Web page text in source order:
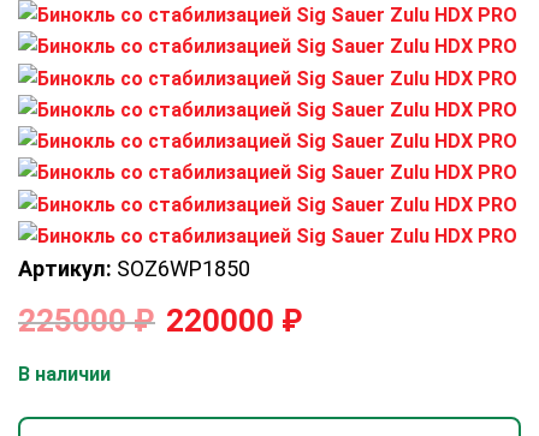
Артикул: SOZ6WP1850
225000₽ 220000 ₽
В наличии